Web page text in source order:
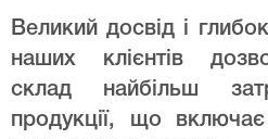
Великий досвід і
наших клієнтів
склад найбільш
продукції, що